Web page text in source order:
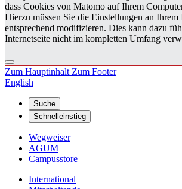
dass Cookies von Matomo auf Ihrem
Hierzu müssen Sie die Einstellungen an Ihrem
entsprechend modifizieren. Dies kann dazu
Internetseite nicht im kompletten Umfang
Zum HauptinhaltZum Footer
English
Suche
Schnelleinstieg
Wegweiser
AGUM
Campusstore
International